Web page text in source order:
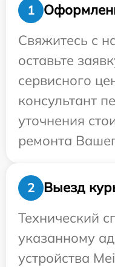
1
Свяжитесь с
оставьте
сервисного
консультант
уточнения
ремонта
2
Выезд
Технический
указанному
устройства